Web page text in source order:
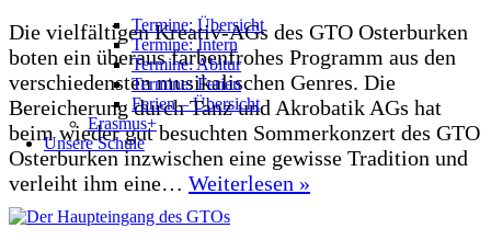
Termine: Übersicht
Termine: Intern
Termine: Abitur
Termine: Ferien
Ferien – Übersicht
Erasmus+
Unsere Schule
Die vielfältigen Kreativ-AGs des GTO Osterburken
boten ein überaus farbenfrohes Programm aus den
verschiedensten musikalischen Genres. Die
Bereicherung durch Tanz und Akrobatik AGs hat
beim wieder gut besuchten Sommerkonzert des GTO
Osterburken inzwischen eine gewisse Tradition und
verleiht ihm eine… Weiterlesen »